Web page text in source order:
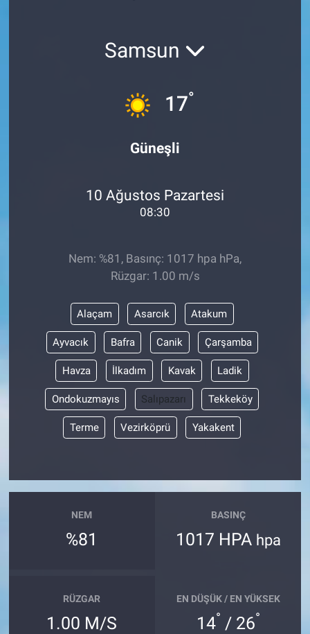
Samsun
17°
Güneşli
10 Ağustos Pazartesi
08:30
Nem: %81, Basınç: 1017 hpa hPa,
Rüzgar: 1.00 m/s
Alaçam Asarcık Atakum
Ayvacık Bafra Canik Çarşamba
Havza İlkadım Kavak Ladik
Ondokuzmayıs Salıpazarı Tekkeköy
Terme Vezirköprü Yakakent
NEM
%81
BASINÇ
1017 HPA hpa
RÜZGAR
1.00 M/S
EN DÜŞÜK / EN YÜKSEK
14° / 26°
Kültür Sanat